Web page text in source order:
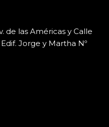
de las Américas y Calle
Jorge y Martha Nº